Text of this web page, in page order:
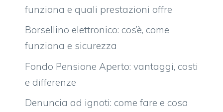
funziona e quali prestazioni offre
Borsellino elettronico: cos’è, come
funziona e sicurezza
Fondo Pensione Aperto: vantaggi, costi
e differenze
Denuncia ad ignoti: come fare e cosa